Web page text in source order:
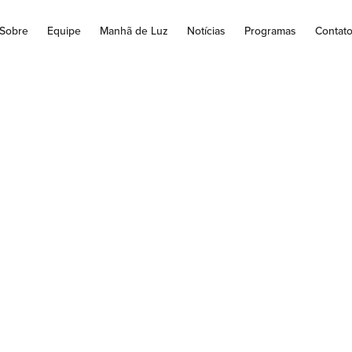
Sobre Equipe Manhã de Luz Notícias Programas Contato